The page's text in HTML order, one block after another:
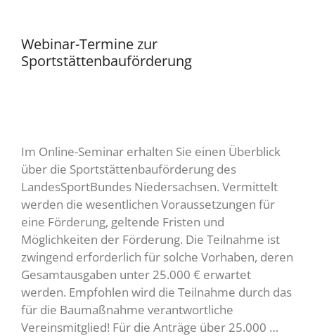
Webinar-Termine zur
Sportstättenbauförderung
Im Online-Seminar erhalten Sie einen Überblick
über die Sportstättenbauförderung des
LandesSportBundes Niedersachsen. Vermittelt
werden die wesentlichen Voraussetzungen für
eine Förderung, geltende Fristen und
Möglichkeiten der Förderung. Die Teilnahme ist
zwingend erforderlich für solche Vorhaben, deren
Gesamtausgaben unter 25.000 € erwartet
werden. Empfohlen wird die Teilnahme durch das
für die Baumaßnahme verantwortliche
Vereinsmitglied! Für die Anträge über 25.000 …